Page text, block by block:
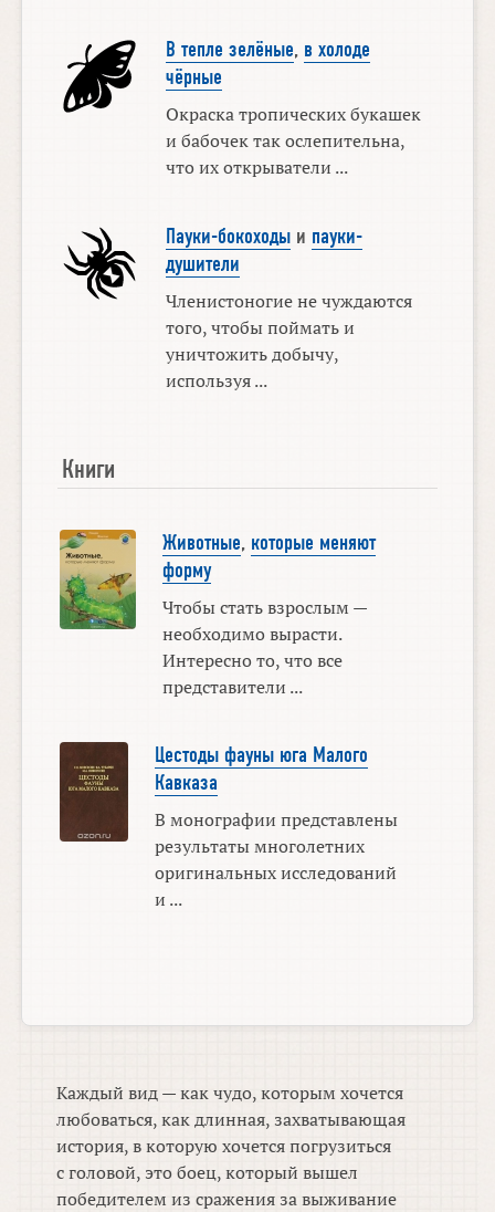
В тепле зелёные, в холоде
чёрные
Окраска тропических букашек
и бабочек так ослепительна,
что их открыватели ...
Пауки-бокоходыи пауки-
душители
Членистоногие не чуждаются
того, чтобы поймать и
уничтожить добычу,
используя ...
Книги
Животные, которые меняют
форму
Чтобы стать взрослым —
необходимо вырасти.
Интересно то, что все
представители ...
Цестоды фауны юга Малого
Кавказа
В монографии представлены
результаты многолетних
оригинальных исследований
и ...
Каждый вид — как чудо, которым хочется
любоваться, как длинная, захватывающая
история, в которую хочется погрузиться
с головой, это боец, который вышел
победителем из сражения за выживание